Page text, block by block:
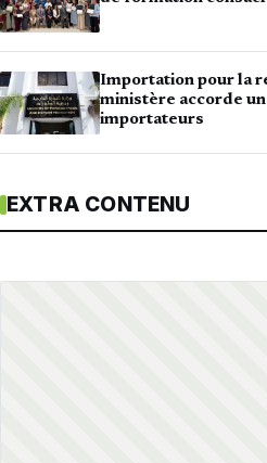
Importation pour la
ministère accorde
importateurs
EXTRA CONTENU